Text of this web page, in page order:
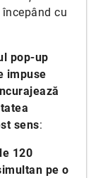
cu
pop-up
impuse
sens:
120
pe o